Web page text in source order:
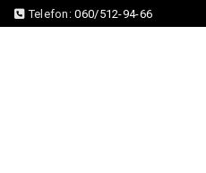
Telefon:060/512-94-66